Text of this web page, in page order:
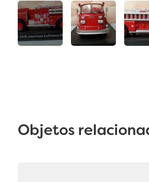
Objetos